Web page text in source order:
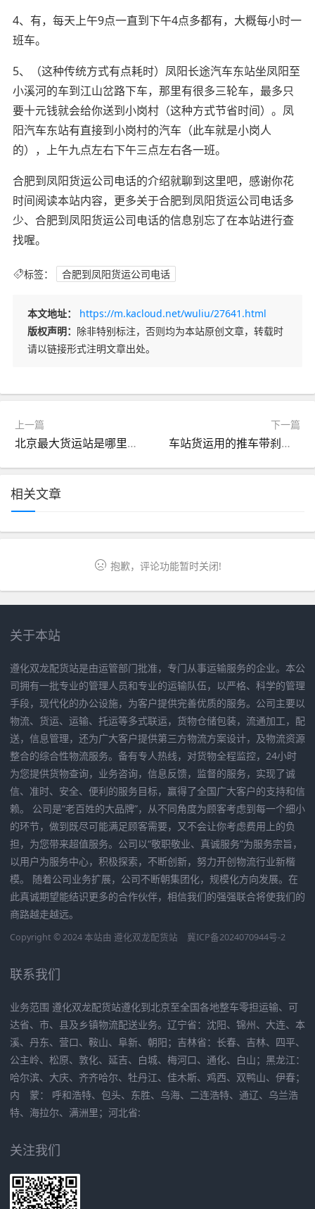
4、有，每天上午9点一直到下午4点多都有，大概每小时一
班车。
5、（这种传统方式有点耗时）凤阳长途汽车东站坐凤阳至
小溪河的车到江山岔路下车，那里有很多三轮车，最多只
要十元钱就会给你送到小岗村（这种方式节省时间）。凤
阳汽车东站有直接到小岗村的汽车（此车就是小岗人
的），上午九点左右下午三点左右各一班。
合肥到凤阳货运公司电话的介绍就聊到这里吧，感谢你花
时间阅读本站内容，更多关于合肥到凤阳货运公司电话多
少、合肥到凤阳货运公司电话的信息别忘了在本站进行查
找喔。
标签： 合肥到凤阳货运公司电话
本文地址：
https://m.kacloud.net/wuliu/27641.html
版权声明： 除非特别标注，否则均为本站原创文章，转载时
请以链接形式注明文章出处。
上一篇
北京最大货运站是哪里（北京市内货运公司）
下一篇
车站货运用的推车带刹车（手推车带刹车）
相关文章
抱歉，评论功能暂时关闭!
关于本站
遵化双龙配货站是由运管部门批准，专门从事运输服务的企业。本公
司拥有一批专业的管理人员和专业的运输队伍，以严格、科学的管理
手段，现代化的办公设施，为客户提供完善优质的服务。公司主要以
物流、货运、运输、托运等多式联运，货物仓储包装，流通加工，配
送，信息管理，还为广大客户提供第三方物流方案设计，及物流资源
整合的综合性物流服务。备有专人热线，对货物全程监控，24小时
为您提供货物查询，业务咨询，信息反馈，监督的服务，实现了诚
信、准时、安全、便利的服务目标，赢得了全国广大客户的支持和信
赖。 公司是“老百姓的大品牌”，从不同角度为顾客考虑到每一个细小
的环节，做到既尽可能满足顾客需要，又不会让你考虑费用上的负
担，为您带来超值服务。公司以“敬职敬业、真诚服务”为服务宗旨，
以用户为服务中心，积极探索，不断创新，努力开创物流行业新楷
模。 随着公司业务扩展，公司不断朝集团化，规模化方向发展。在
此真诚期望能结识更多的合作伙伴，相信我们的强强联合将使我们的
商路越走越远。
Copyright © 2024 本站由 遵化双龙配货站 冀ICP备2024070944号-2
联系我们
业务范围 遵化双龙配货站遵化到北京至全国各地整车零担运输、可
达省、市、县及乡镇物流配送业务。辽宁省：沈阳、锦州、大连、本
溪、丹东、营口、鞍山、阜新、朝阳；吉林省：长春、吉林、四平、
公主岭、松原、敦化、延吉、白城、梅河口、通化、白山；黑龙江：
哈尔滨、大庆、齐齐哈尔、牡丹江、佳木斯、鸡西、双鸭山、伊春；
内 蒙： 呼和浩特、包头、东胜、乌海、二连浩特、通辽、乌兰浩
特、海拉尔、满洲里；河北省:
关注我们